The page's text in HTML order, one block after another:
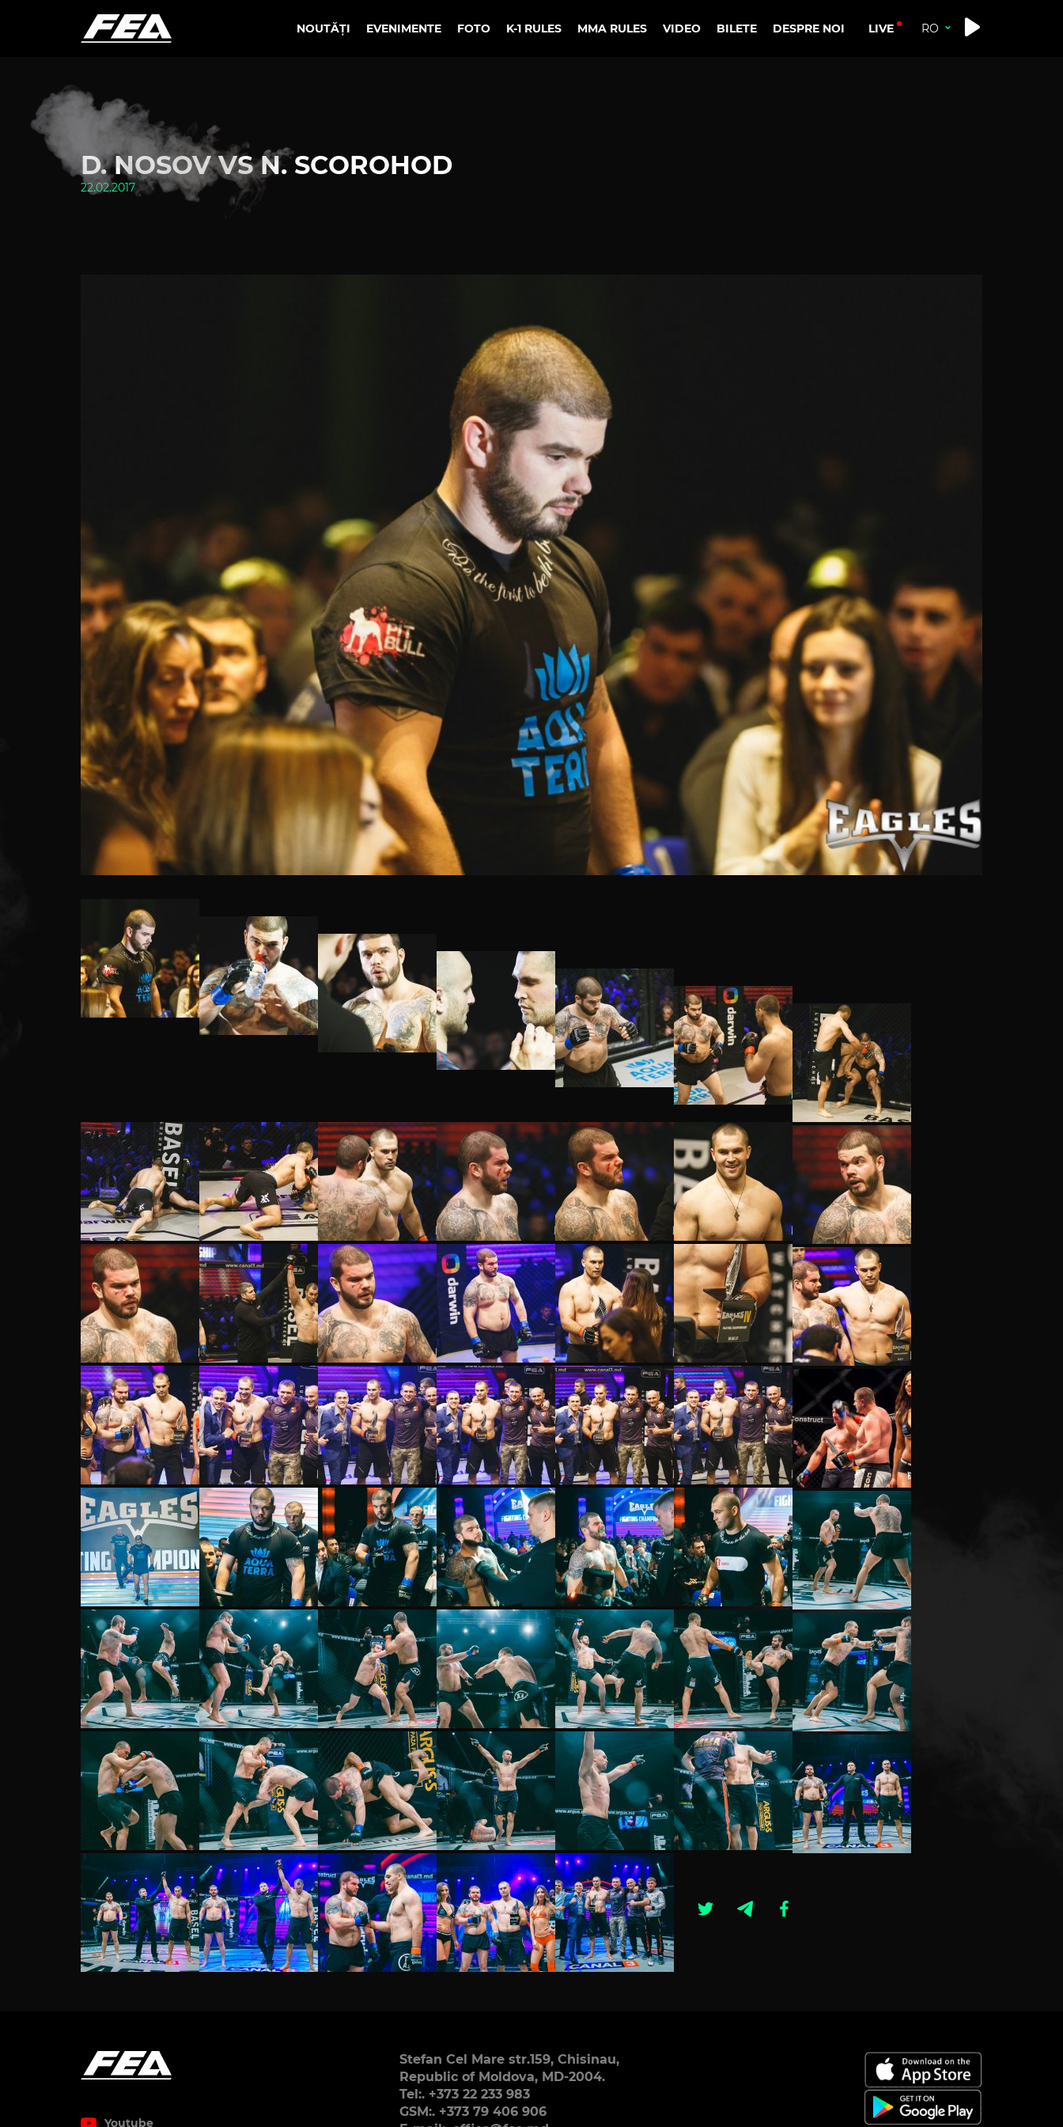
NOUTĂȚI EVENIMENTE FOTO K-1 RULES MMA RULES VIDEO BILETE DESPRE NOI LIVE
D. NOSOV VS N. SCOROHOD
22.02.2017
Youtube
Stefan Cel Mare str.159, Chisinau,
Republic of Moldova, MD-2004.
Tel:. +373 22 233 983
GSM:. +373 79 406 906